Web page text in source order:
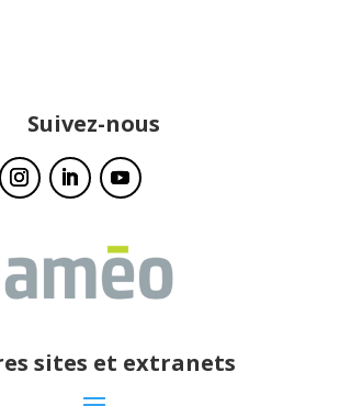
Suivez-nous
sites et extranets